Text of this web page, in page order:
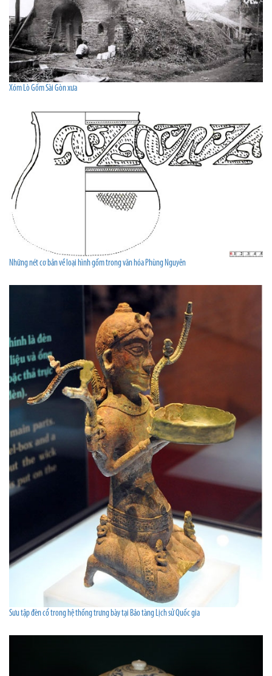
Xóm Lò Gốm Sài Gòn xưa
Những nét cơ bản về loại hình gốm trong văn hóa Phùng Nguyên
Sưu tập đèn cổ trong hệ thống trưng bày tại Bảo tàng Lịch sử Quốc gia